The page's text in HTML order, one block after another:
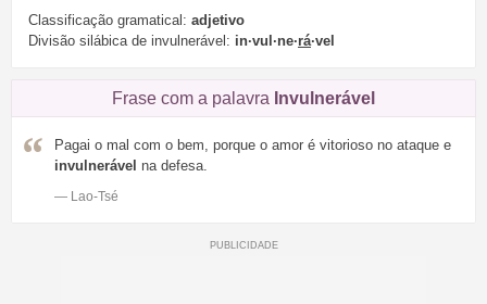
Classificação gramatical: adjetivo
Divisão silábica de invulnerável: in·vul·ne·rá·vel
Frase com a palavra Invulnerável
Pagai o mal com o bem, porque o amor é vitorioso no ataque e
invulnerável na defesa.
— Lao-Tsé